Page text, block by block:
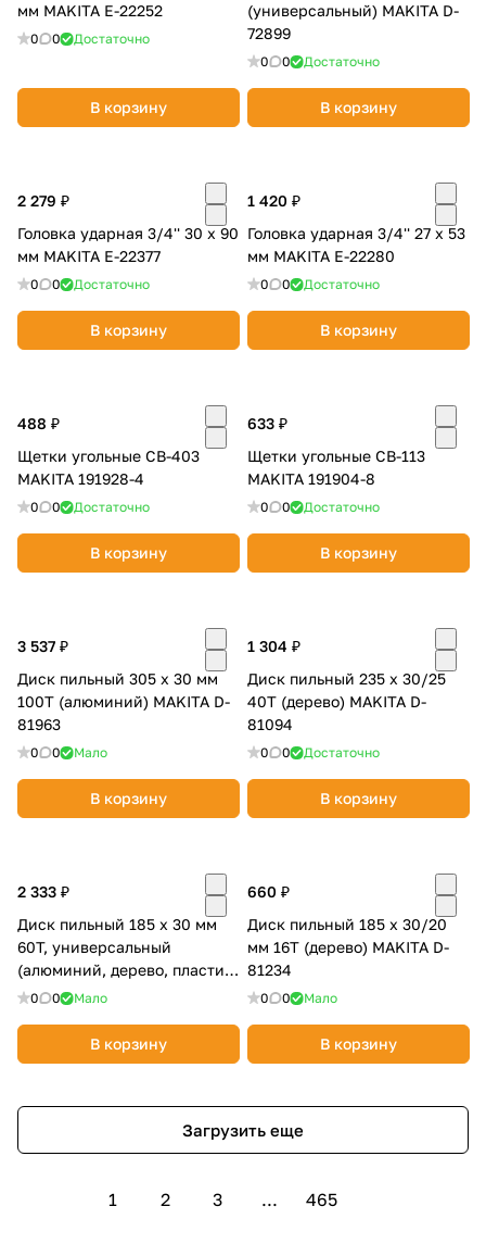
мм MAKITA E-22252
0 0 Достаточно
В корзину
(универсальный) MAKITA D-
72899
0 0 Достаточно
В корзину
2 279 ₽
Головка ударная 3/4'' 30 х 90
мм MAKITA E-22377
0 0 Достаточно
В корзину
1 420 ₽
Головка ударная 3/4'' 27 х 53
мм MAKITA E-22280
0 0 Достаточно
В корзину
488 ₽
Щетки угольные CB-403
MAKITA 191928-4
0 0 Достаточно
В корзину
633 ₽
Щетки угольные CB-113
MAKITA 191904-8
0 0 Достаточно
В корзину
3 537 ₽
Диск пильный 305 х 30 мм
100T (алюминий) MAKITA D-
81963
0 0 Мало
В корзину
1 304 ₽
Диск пильный 235 x 30/25
40T (дерево) MAKITA D-
81094
0 0 Достаточно
В корзину
2 333 ₽
Диск пильный 185 х 30 мм
60T, универсальный
(алюминий, дерево, пластик)
MAKITA D-65589
0 0 Мало
В корзину
660 ₽
Диск пильный 185 x 30/20
мм 16T (дерево) MAKITA D-
81234
0 0 Мало
В корзину
Загрузить еще
1 2 3 ... 465